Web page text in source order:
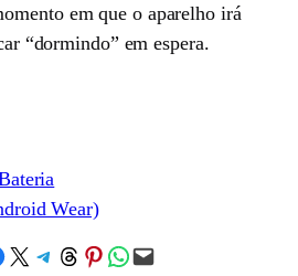
em que o aparelho irá
“dormindo” em espera.
Wear)
on Facebook
Share on X Share on Telegram
Share on Threads
Share on Pinterest
Share on WhatsApp
Email this Page